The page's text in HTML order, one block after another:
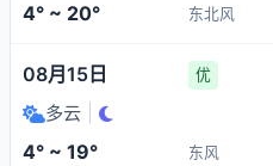
4° ~ 20° 东北风
08月15日 优
多云
4° ~ 19° 东风